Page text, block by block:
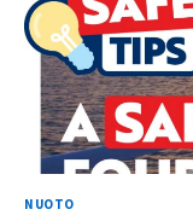
NUOTO